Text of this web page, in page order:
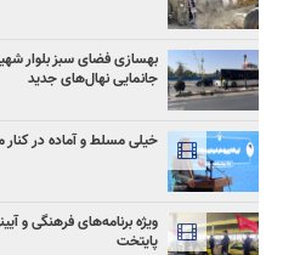
بهسازی فضای سبز بلوار
جانمایی نهال‌های جدید
خیلی مسلط و آماده در کنار
ویژه برنامه‌های فرهنگی و
پایتخت